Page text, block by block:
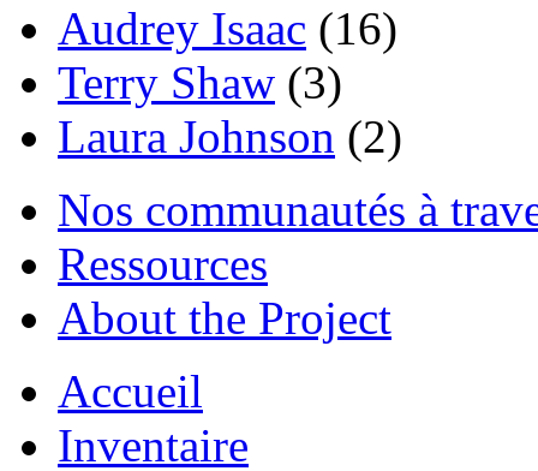
Audrey Isaac (16)
Terry Shaw (3)
Laura Johnson (2)
Nos communautés à
Ressources
About the Project
Accueil
Inventaire